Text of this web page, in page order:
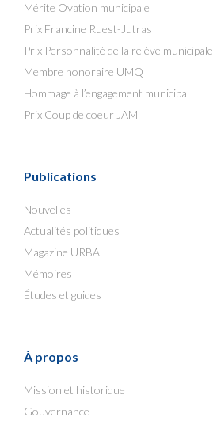
Mérite Ovation municipale
Prix Francine Ruest-Jutras
Prix Personnalité de la relève municipale
Membre honoraire UMQ
Hommage à l’engagement municipal
Prix Coup de coeur JAM
Publications
Nouvelles
Actualités politiques
Magazine URBA
Mémoires
Études et guides
À propos
Mission et historique
Gouvernance